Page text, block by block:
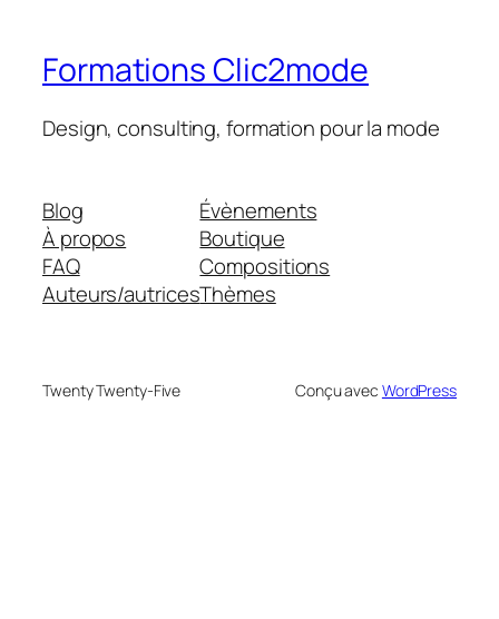
Formations Clic2mode
Design, consulting, formation pour la mode
Blog
À propos
FAQ
Auteurs/autrices
Évènements
Boutique
Compositions
Thèmes
Twenty Twenty-Five Conçu avec WordPress